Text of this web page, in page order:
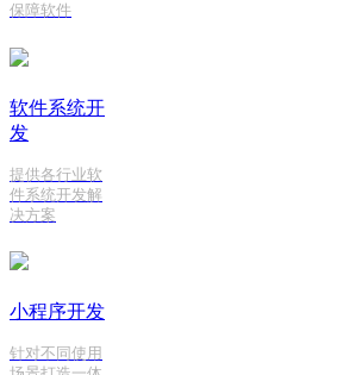
保障软件
软件系统开
发
提供各行业软
件系统开发解
决方案
小程序开发
针对不同使用